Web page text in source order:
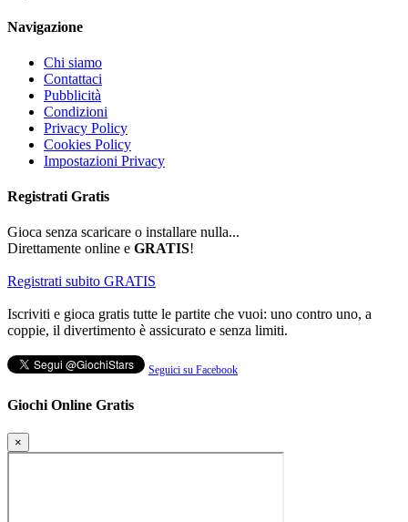
Navigazione
Chi siamo
Contattaci
Pubblicità
Condizioni
Privacy Policy
Cookies Policy
Impostazioni Privacy
Registrati Gratis
Gioca senza scaricare o installare nulla...
Direttamente online e GRATIS!
Registrati subito GRATIS
Iscriviti e gioca gratis tutte le partite che vuoi: uno contro uno, a
coppie, il divertimento è assicurato e senza limiti.
Seguici su Facebook
Giochi Online Gratis
×